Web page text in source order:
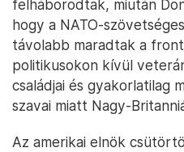
felháborodtak, miután
hogy a NATO-
távolabb maradtak a
politikusokon kívül
családjai és gyakorlatilag
szavai miatt Nagy-
Az amerikai elnök